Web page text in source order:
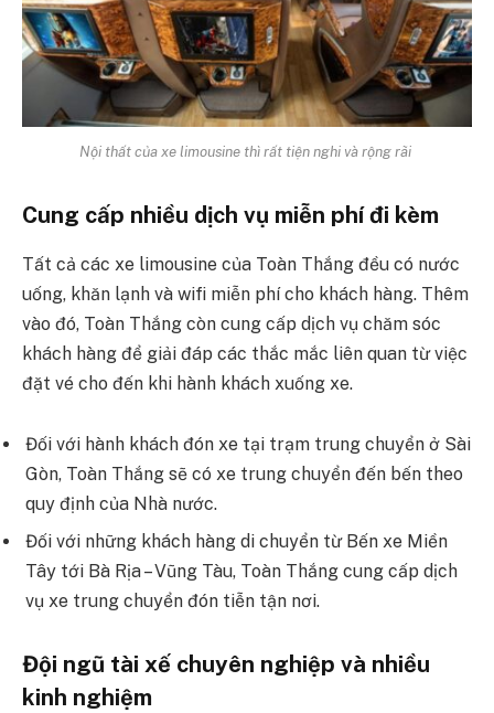
Nội thất của xe limousine thì rất tiện nghi và rộng rãi
Cung cấp nhiều dịch vụ miễn phí đi kèm
Tất cả các xe limousine của Toàn Thắng đều có nước
uống, khăn lạnh và wifi miễn phí cho khách hàng. Thêm
vào đó, Toàn Thắng còn cung cấp dịch vụ chăm sóc
khách hàng để giải đáp các thắc mắc liên quan từ việc
đặt vé cho đến khi hành khách xuống xe.
Đối với hành khách đón xe tại trạm trung chuyển ở Sài
Gòn, Toàn Thắng sẽ có xe trung chuyển đến bến theo
quy định của Nhà nước.
Đối với những khách hàng di chuyển từ Bến xe Miền
Tây tới Bà Rịa – Vũng Tàu, Toàn Thắng cung cấp dịch
vụ xe trung chuyển đón tiễn tận nơi.
Đội ngũ tài xế chuyên nghiệp và nhiều
kinh nghiệm